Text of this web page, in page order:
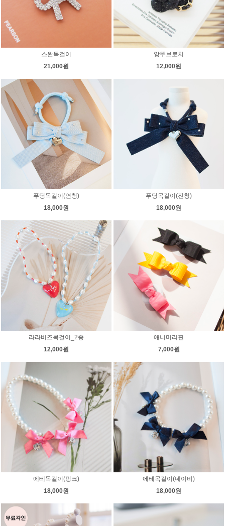
스완목걸이
21,000원
앙뚜브로치
12,000원
푸딩목걸이(연청)
18,000원
푸딩목걸이(진청)
18,000원
라라비즈목걸이_2종
12,000원
애니머리핀
7,000원
에테목걸이(핑크)
18,000원
에테목걸이(네이비)
18,000원